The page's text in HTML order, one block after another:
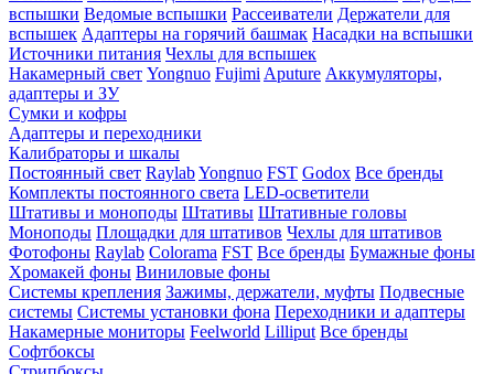
вспышки Ведомые вспышки Рассеиватели Держатели для
вспышек Адаптеры на горячий башмак Насадки на вспышки
Источники питания Чехлы для вспышек
Накамерный свет Yongnuo Fujimi Aputure Аккумуляторы,
адаптеры и ЗУ
Сумки и кофры
Адаптеры и переходники
Калибраторы и шкалы
Постоянный свет RaylabYongnuo FST Godox Все бренды
Комплекты постоянного света LED-осветители
Штативы и моноподы Штативы Штативные головы
Моноподы Площадки для штативов Чехлы для штативов
Фотофоны Raylab Colorama FST Все бренды Бумажные фоны
Хромакей фоны Виниловые фоны
Системы крепления Зажимы, держатели, муфты Подвесные
системы Системы установки фона Переходники и адаптеры
Накамерные мониторы Feelworld Lilliput Все бренды
Софтбоксы